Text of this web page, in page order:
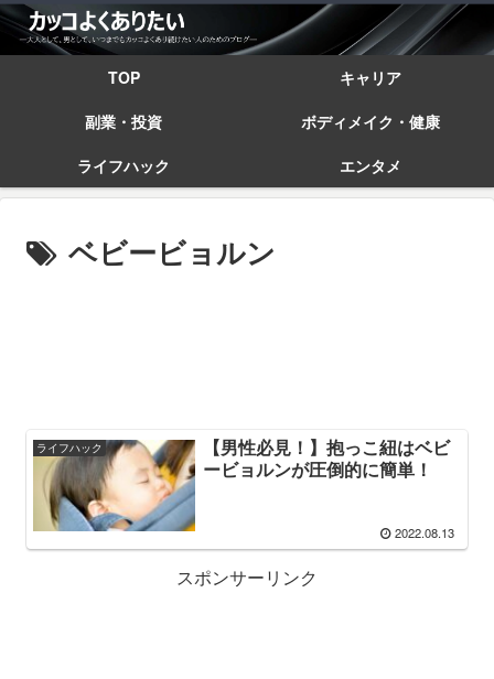
TOP
キャリア
副業・投資
ボディメイク・健康
ライフハック
エンタメ
ベビービョルン
ライフハック
【男性必見！】抱っこ紐はベビ
ービョルンが圧倒的に簡単！
2022.08.13
スポンサーリンク